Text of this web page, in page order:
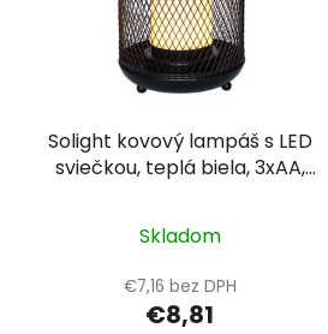
Solight kovový lampáš s LED
sviečkou, teplá biela, 3xAA,
Skladom
€7,16 bez DPH
€8,81